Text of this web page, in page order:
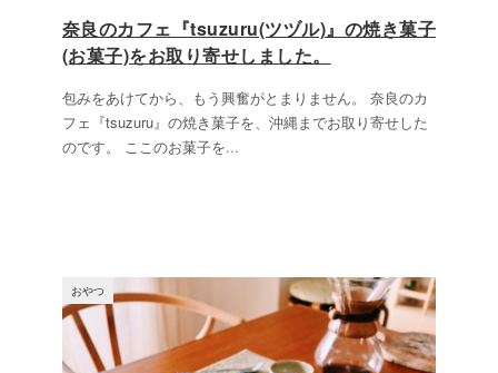
奈良のカフェ『tsuzuru(ツヅル)』の焼き菓子
(お菓子)をお取り寄せしました。
包みをあけてから、もう興奮がとまりません。 奈良のカ
フェ『tsuzuru』の焼き菓子を、沖縄までお取り寄せした
のです。 ここのお菓子を...
おやつ